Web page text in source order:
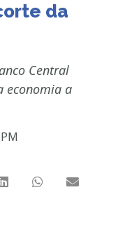
da
Central
economia a